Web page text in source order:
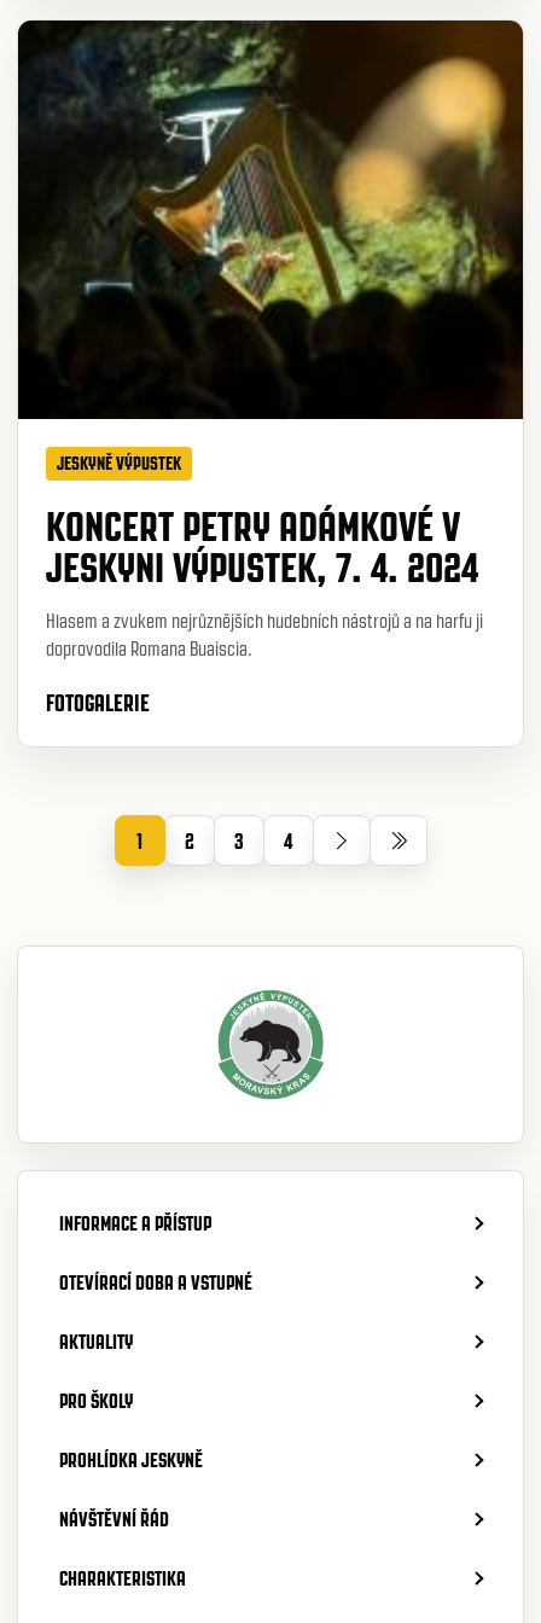
JESKYNĚ VÝPUSTEK
KONCERT PETRY ADÁMKOVÉ V
JESKYNI VÝPUSTEK, 7. 4. 2024
Hlasem a zvukem nejrůznějších hudebních nástrojů a na harfu ji
doprovodila Romana Buaiscia.
FOTOGALERIE
1 2 3 4
INFORMACE A PŘÍSTUP
OTEVÍRACÍ DOBA A VSTUPNÉ
AKTUALITY
PRO ŠKOLY
PROHLÍDKA JESKYNĚ
NÁVŠTĚVNÍ ŘÁD
CHARAKTERISTIKA